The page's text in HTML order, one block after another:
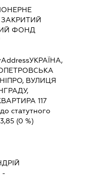
ФОНД
УКРАЇНА,
ВУЛИЦЯ
117
статутного
(0 %)
-